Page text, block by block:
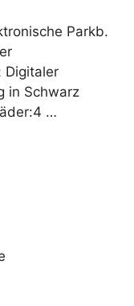
Parkb.
Digitaler
in Schwarz
…